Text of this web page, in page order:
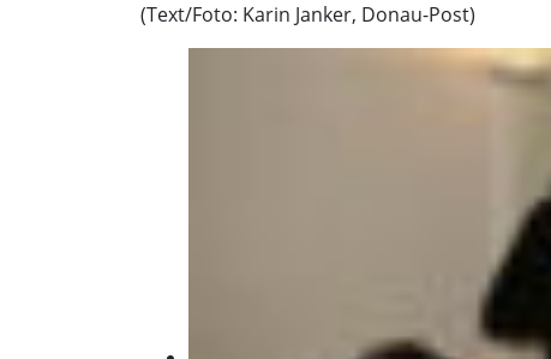
(Text/Foto: Karin Janker, Donau-Post)